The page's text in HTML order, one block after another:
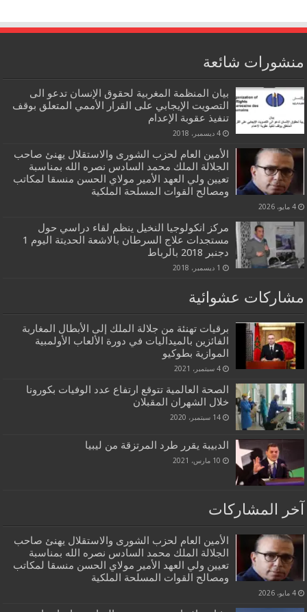
منشورات شائعة
بيان المنظمة المغربية لحقوق الإنسان تدعو الى
التصويت الإيجابي على القرار الأممي المتعلق بوقف
تنفيذ عقوبة الإعدام
4 ديسمبر، 2018
الأمين العام لحزب الشورى والاستقلال يهنئ صاحب
الجلالة الملك محمد السادس نصره الله بمناسبة
تعيين ولي العهد الأمير مولاي الحسن منسقا لمكاتب
ومصالح القوات المسلحة الملكية
4 مايو، 2026
مركز انكولوجيا النخيل ينظم لقاء دراسي حول
مستجدات علاج السرطان بالاشعة الحديتة اليوم 1
دجنبر 2018 بالرباط
1 ديسمبر، 2018
مشاركات عشوائية
برقيات تهنئة من جلالة الملك إلى الأبطال المغاربة
الفائزين بالميداليات في دورة الألعاب الأولمبية
الموازية بطوكيو
4 سبتمبر، 2021
الصحة العالمية تتوقع ارتفاع عدد الوفيات بكورونا
خلال الشهران المقبلان
14 سبتمبر، 2020
الدبيبة يقرر طرد المرتزقة من ليبيا
10 مارس، 2021
آخر المشاركات
الأمين العام لحزب الشورى والاستقلال يهنئ صاحب
الجلالة الملك محمد السادس نصره الله بمناسبة
تعيين ولي العهد الأمير مولاي الحسن منسقا لمكاتب
ومصالح القوات المسلحة الملكية
4 مايو، 2026